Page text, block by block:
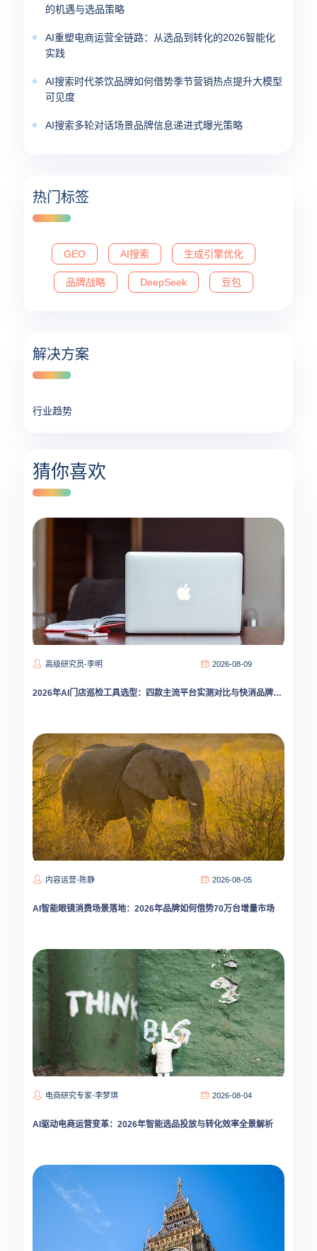
的机遇与选品策略
AI重塑电商运营全链路：从选品到转化的2026智能化
实践
AI搜索时代茶饮品牌如何借势季节营销热点提升大模型
可见度
AI搜索多轮对话场景品牌信息递进式曝光策略
热门标签
GEO AI搜索 生成引擎优化
品牌战略 DeepSeek 豆包
解决方案
行业趋势
猜你喜欢
高级研究员-李明 2026-08-09
2026年AI门店巡检工具选型：四款主流平台实测对比与快消品牌落地指南
内容运营-陈静 2026-08-05
AI智能眼镜消费场景落地：2026年品牌如何借势70万台增量市场
电商研究专家-李梦琪 2026-08-04
AI驱动电商运营变革：2026年智能选品投放与转化效率全景解析